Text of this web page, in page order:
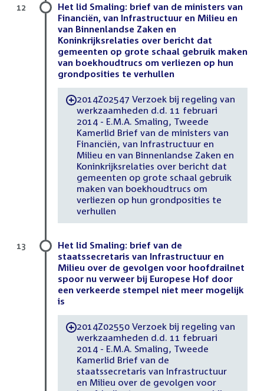
Het lid Smaling: brief van de ministers van
Financiën, van Infrastructuur en Milieu en
van Binnenlandse Zaken en
Koninkrijksrelaties over bericht dat
gemeenten op grote schaal gebruik maken
van boekhoudtrucs om verliezen op hun
grondposities te verhullen
-2014Z02547 Verzoek bij regeling van
werkzaamheden d.d. 11 februari
2014 - E.M.A. Smaling, Tweede
Kamerlid Brief van de ministers van
Financiën, van Infrastructuur en
Milieu en van Binnenlandse Zaken en
Koninkrijksrelaties over bericht dat
gemeenten op grote schaal gebruik
maken van boekhoudtrucs om
verliezen op hun grondposities te
verhullen
12
Het lid Smaling: brief van de
staatssecretaris van Infrastructuur en
Milieu over de gevolgen voor hoofdrailnet
spoor nu verweer bij Europese Hof door
een verkeerde stempel niet meer mogelijk
is
-2014Z02550 Verzoek bij regeling van
werkzaamheden d.d. 11 februari
2014 - E.M.A. Smaling, Tweede
Kamerlid Brief van de
staatssecretaris van Infrastructuur
en Milieu over de gevolgen voor
13